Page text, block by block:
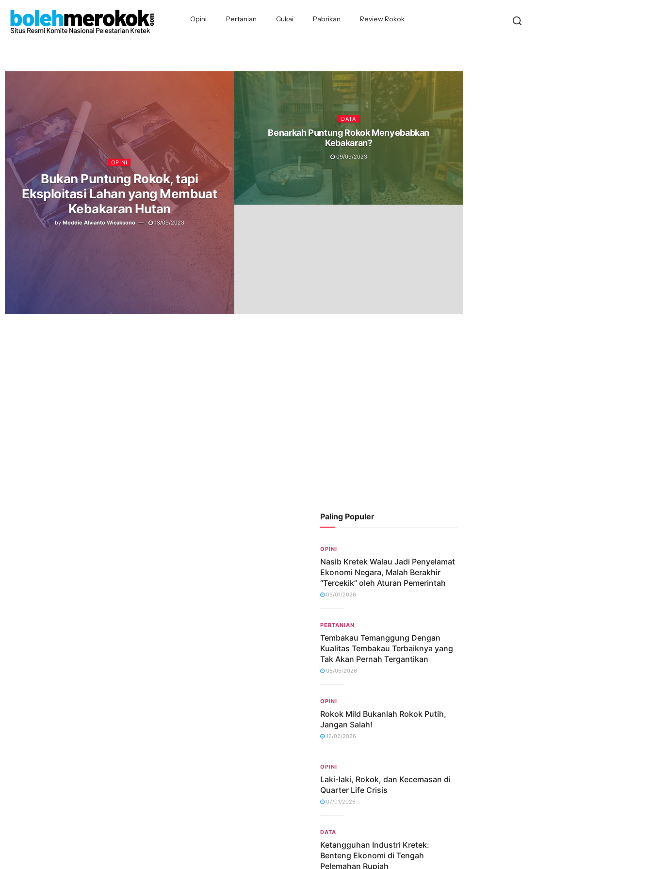
Opini Pertanian Cukai Pabrikan Review Rokok
OPINI
Bukan Puntung Rokok, tapi
Eksploitasi Lahan yang Membuat
Kebakaran Hutan
by Moddie Alvianto Wicaksono 13/09/2023
DATA
Benarkah Puntung Rokok Menyebabkan
Kebakaran?
09/09/2023
Paling Populer
OPINI
Nasib Kretek Walau Jadi Penyelamat
Ekonomi Negara, Malah Berakhir
“Tercekik” oleh Aturan Pemerintah
05/01/2026
PERTANIAN
Tembakau Temanggung Dengan
Kualitas Tembakau Terbaiknya yang
Tak Akan Pernah Tergantikan
05/05/2026
OPINI
Rokok Mild Bukanlah Rokok Putih,
Jangan Salah!
12/02/2026
OPINI
Laki-laki, Rokok, dan Kecemasan di
Quarter Life Crisis
07/01/2026
DATA
Ketangguhan Industri Kretek:
Benteng Ekonomi di Tengah
Pelemahan Rupiah